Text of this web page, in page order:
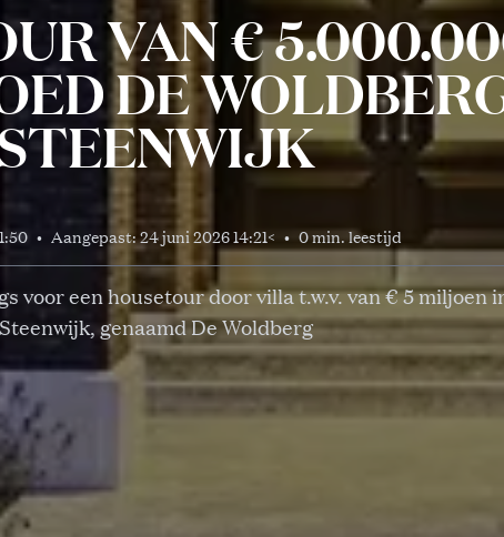
VAN €
DE
• Aangepast: 24 juni 2026 14:21< • 0 min. leestijd
voor een housetour door villa t.w.v. van € 5 miljoen
Steenwijk, genaamd De Woldberg